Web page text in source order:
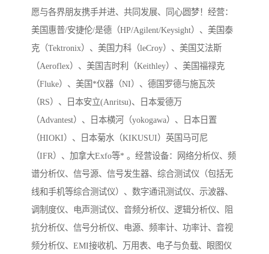
愿与各界朋友携手并进、共同发展、同心圆梦！经营：
美国惠普/安捷伦/是德（HP/Agilent/Keysight）、美国泰
克（Tektronix）、美国力科（leCroy）、美国艾法斯
（Aeroflex）、美国吉时利（Keithley）、美国福禄克
（Fluke）、美国*仪器（NI）、德国罗德与施瓦茨
（RS）、日本安立(Anritsu)、日本爱德万
（Advantest）、日本横河（yokogawa）、日本日置
（HIOKI）、日本菊水（KIKUSUI）英国马可尼
（IFR）、加拿大Exfo等* 。经营设备：网络分析仪、频
谱分析仪、信号源、信号发生器、综合测试仪（包括无
线和手机等综合测试仪）、数字通讯测试仪、示波器、
调制度仪、电声测试仪、音频分析仪、逻辑分析仪、阻
抗分析仪、信号分析仪、电源、频率计、功率计、音视
频分析仪、EMI接收机、万用表、电子与负载、眼图仪